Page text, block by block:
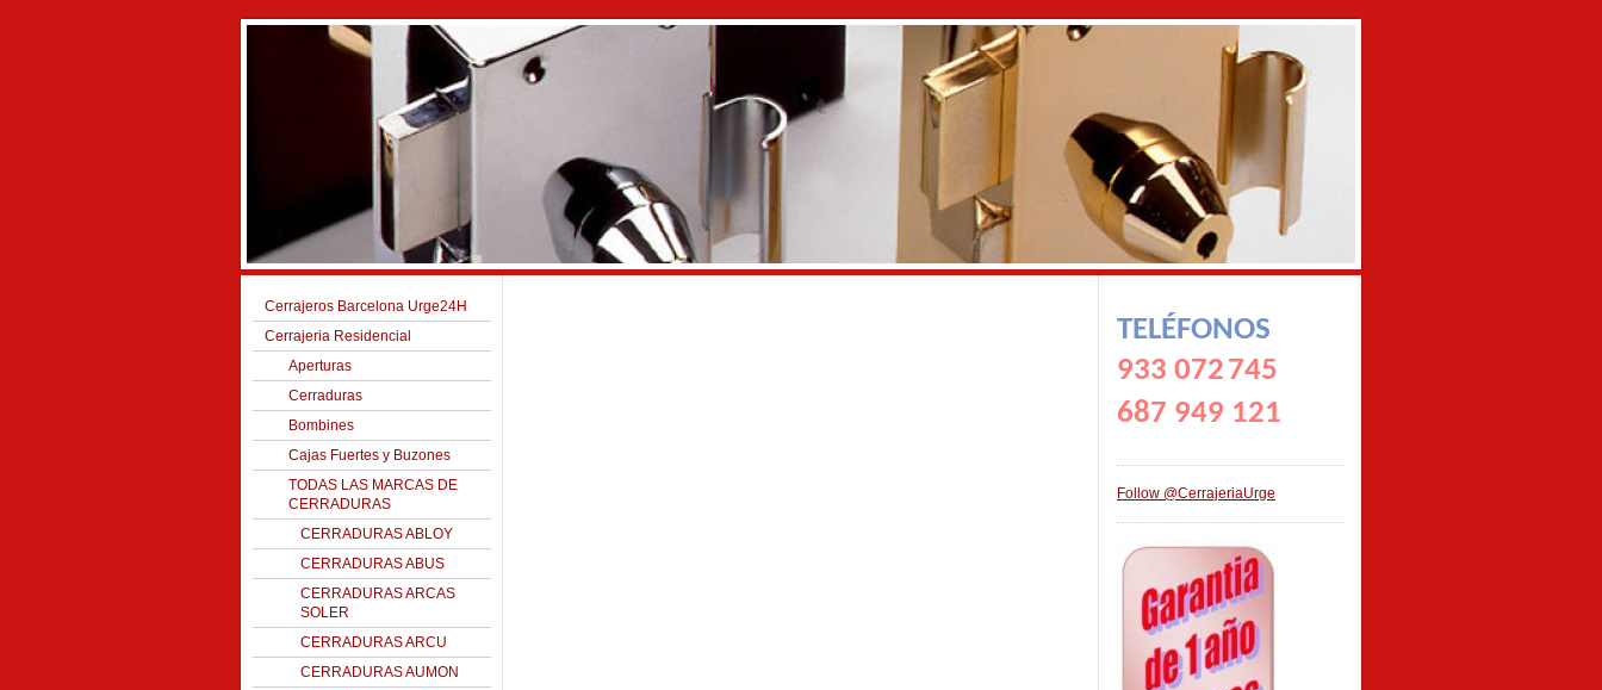
Cerrajeros Barcelona Urge24H
Cerrajeria Residencial
Aperturas
Cerraduras
Bombines
Cajas Fuertes y Buzones
TODAS LAS MARCAS DE
CERRADURAS
CERRADURAS ABLOY
CERRADURAS ABUS
CERRADURAS ARCAS
SOLER
CERRADURAS ARCU
CERRADURAS AUMON
TELÉFONOS
933 072745
687 949 121
Follow @CerrajeriaUrge